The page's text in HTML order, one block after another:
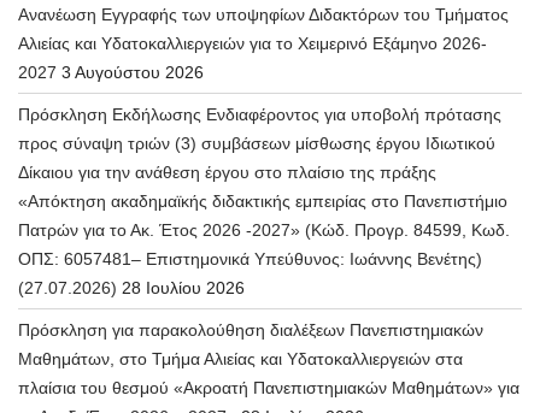
Ανανέωση Εγγραφής των υποψηφίων Διδακτόρων του Τμήματος
Αλιείας και Υδατοκαλλιεργειών για το Χειμερινό Εξάμηνο 2026-
2027 3 Αυγούστου 2026
Πρόσκληση Εκδήλωσης Ενδιαφέροντος για υποβολή πρότασης
προς σύναψη τριών (3) συμβάσεων μίσθωσης έργου Ιδιωτικού
Δίκαιου για την ανάθεση έργου στο πλαίσιο της πράξης
«Απόκτηση ακαδημαϊκής διδακτικής εμπειρίας στο Πανεπιστήμιο
Πατρών για το Ακ. Έτος 2026 -2027» (Κώδ. Προγρ. 84599, Κωδ.
ΟΠΣ: 6057481– Επιστημονικά Υπεύθυνος: Ιωάννης Βενέτης)
(27.07.2026) 28 Ιουλίου 2026
Πρόσκληση για παρακολούθηση διαλέξεων Πανεπιστημιακών
Μαθημάτων, στο Τμήμα Αλιείας και Υδατοκαλλιεργειών στα
πλαίσια του θεσμού «Ακροατή Πανεπιστημιακών Μαθημάτων» για